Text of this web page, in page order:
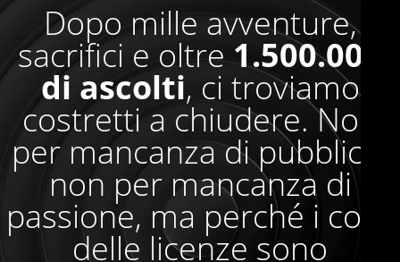
Dopo mille avventure,
sacrifici e oltre1.500.000
di ascolti, ci troviamo
costretti a chiudere. Non
per mancanza di pubblico,
non per mancanza di
passione, ma perché i costi
delle licenze sono